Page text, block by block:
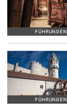
FÜHRUNGEN
FÜHRUNGEN